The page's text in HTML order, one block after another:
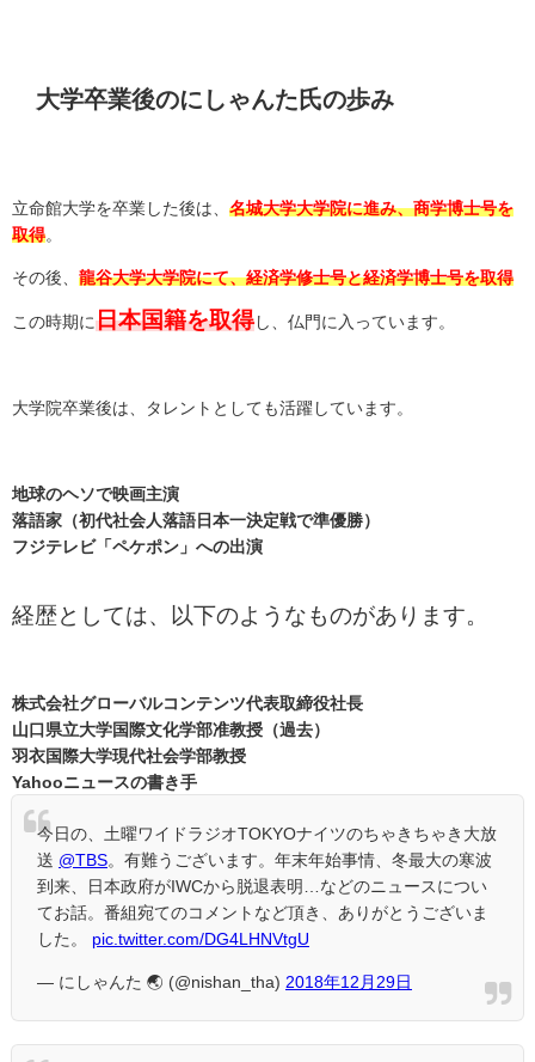
大学卒業後のにしゃんた氏の歩み
立命館大学を卒業した後は、 名城大学大学院に進み、商学博士号を
取得。
その後、 龍谷大学大学院にて、経済学修士号と経済学博士号を取得
この時期に日本国籍を取得し、仏門に入っています。
大学院卒業後は、タレントとしても活躍しています。
地球のヘソで映画主演
落語家（初代社会人落語日本一決定戦で準優勝）
フジテレビ「ペケポン」への出演
経歴としては、以下のようなものがあります。
株式会社グローバルコンテンツ代表取締役社長
山口県立大学国際文化学部准教授（過去）
羽衣国際大学現代社会学部教授
Yahooニュースの書き手
今日の、土曜ワイドラジオTOKYOナイツのちゃきちゃき大放
送 @TBS。有難うございます。年末年始事情、冬最大の寒波
到来、日本政府がIWCから脱退表明…などのニュースについ
てお話。番組宛てのコメントなど頂き、ありがとうございま
した。 pic.twitter.com/DG4LHNVtgU
— にしゃんた 🌏 (@nishan_tha) 2018年12月29日